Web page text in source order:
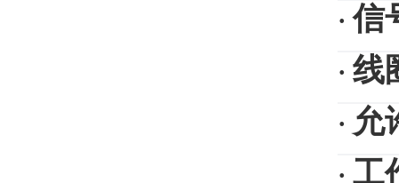
·信
· 线
· 允
· 工